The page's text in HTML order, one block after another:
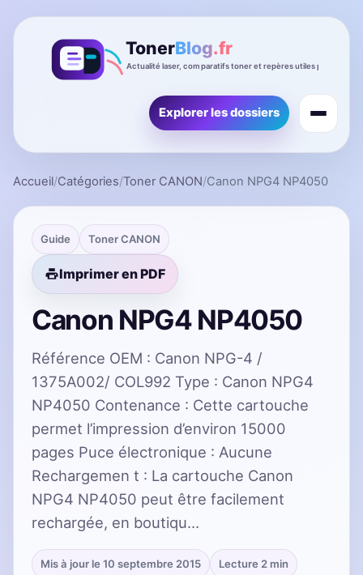
Explorer les dossiers
Accueil/Catégories/Toner CANON/Canon NPG4 NP4050
Guide Toner CANON
Imprimer en PDF
Canon NPG4 NP4050
Référence OEM : Canon NPG-4 /
1375A002/ COL992 Type : Canon NPG4
NP4050 Contenance : Cette cartouche
permet l’impression d’environ 15000
pages Puce électronique : Aucune
Rechargemen t : La cartouche Canon
NPG4 NP4050 peut être facilement
rechargée, en boutiqu…
Mis à jour le 10 septembre 2015 Lecture 2 min